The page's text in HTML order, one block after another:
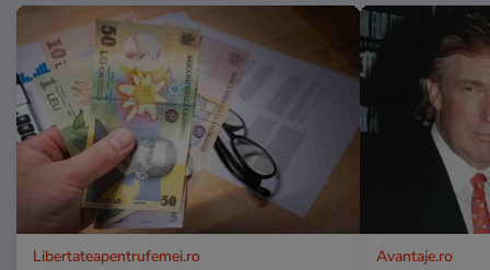
Libertateapentrufemei.ro Avantaje.ro